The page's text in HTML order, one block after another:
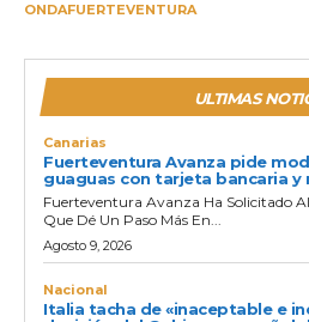
ONDAFUERTEVENTURA
ULTIMAS
Canarias
Fuerteventura Avanza pide
guaguas con tarjeta bancaria y
Fuerteventura Avanza Ha Solicitado
Que Dé Un Paso Más En...
Agosto 9, 2026
Nacional
Italia tacha de «inaceptable e